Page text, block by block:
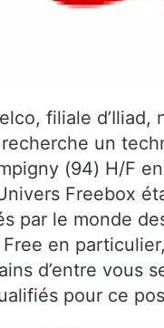
filiale d’Iliad,
recherche un
(94) H/F
Freebox
par le monde
en
d’entre vous
pour ce